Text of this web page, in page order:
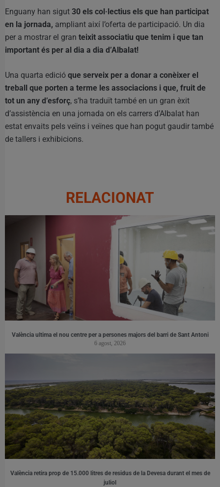
Enguany han sigut 30 els col·lectius els que han participat
en la jornada, ampliant així l’oferta de participació. Un dia
per a mostrar el gran teixit associatiu que tenim i que tan
important és per al dia a dia d’Albalat!
Una quarta edició que serveix per a donar a conèixer el
treball que porten a terme les associacions i que, fruit de
tot un any d’esforç, s’ha traduït també en un gran èxit
d’assistència en una jornada on els carrers d’Albalat han
estat envaits pels veïns i veïnes que han pogut gaudir també
de tallers i exhibicions.
RELACIONAT
València ultima el nou centre per a persones majors del barri de Sant Antoni
6 agost, 2026
València retira prop de 15.000 litres de residus de la Devesa durant el mes de
juliol